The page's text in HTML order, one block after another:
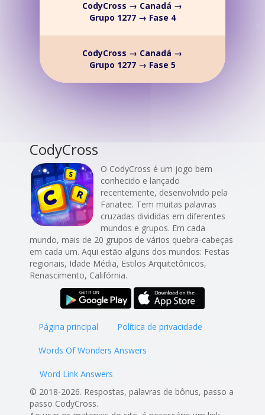
CodyCross → Canadá →
Grupo 1277 → Fase 4
CodyCross → Canadá →
Grupo 1277 → Fase 5
CodyCross
O CodyCross é um jogo bem
conhecido e lançado
recentemente, desenvolvido pela
Fanatee. Tem muitas palavras
cruzadas divididas em diferentes
mundos e grupos. Em cada
mundo, mais de 20 grupos de vários quebra-cabeças
em cada um. Aqui estão alguns dos mundos: Festas
regionais, Idade Média, Estilos Arquitetônicos,
Renascimento, Califórnia.
Página principal Política de privacidade
Words Of Wonders Answers
Word Link Answers
© 2018-2026. Respostas, palavras de bônus, passo a
passo CodyCross.